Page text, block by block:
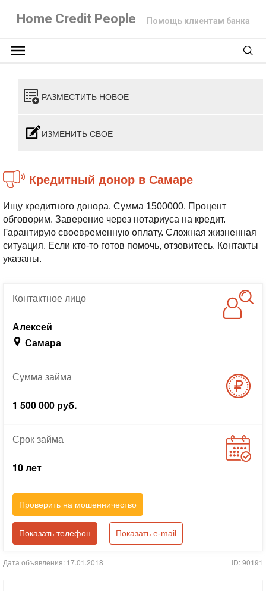
Home Credit People Помощь клиентам банка
РАЗМЕСТИТЬ НОВОЕ
ИЗМЕНИТЬ СВОЕ
Кредитный донор в Самаре
Ищу кредитного донора. Сумма 1500000. Процент
обговорим. Заверение через нотариуса на кредит.
Гарантирую своевременную оплату. Сложная жизненная
ситуация. Если кто-то готов помочь, отзовитесь. Контакты
указаны.
Контактноелицо
Алексей
Самара
Суммазайма
1 500 000 руб.
Срокзайма
10 лет
Проверить на мошенничество
Показать телефон Показать e-mail
Дата объявления: 17.01.2018 ID: 90191